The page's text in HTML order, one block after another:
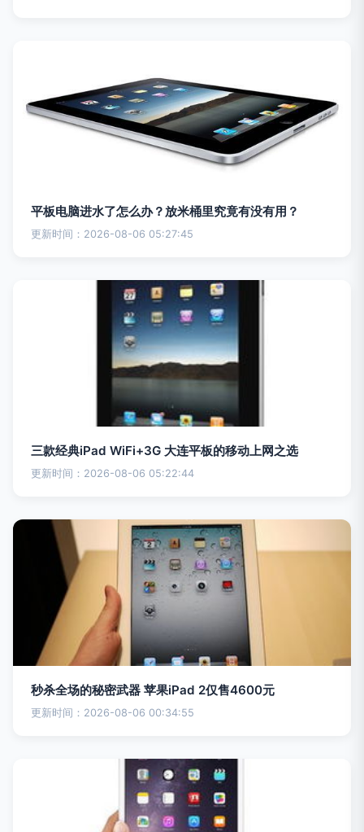
平板电脑进水了怎么办？放米桶里究竟有没有用？
更新时间：2026-08-06 05:27:45
三款经典iPad WiFi+3G 大连平板的移动上网之选
更新时间：2026-08-06 05:22:44
秒杀全场的秘密武器 苹果iPad 2仅售4600元
更新时间：2026-08-06 00:34:55